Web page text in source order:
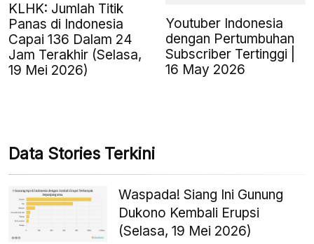
KLHK: Jumlah Titik
Panas di Indonesia
Capai 136 Dalam 24
Jam Terakhir (Selasa,
19 Mei 2026)
Youtuber Indonesia
dengan Pertumbuhan
Subscriber Tertinggi |
16 May 2026
Data Stories Terkini
Waspada! Siang Ini Gunung
Dukono Kembali Erupsi
(Selasa, 19 Mei 2026)